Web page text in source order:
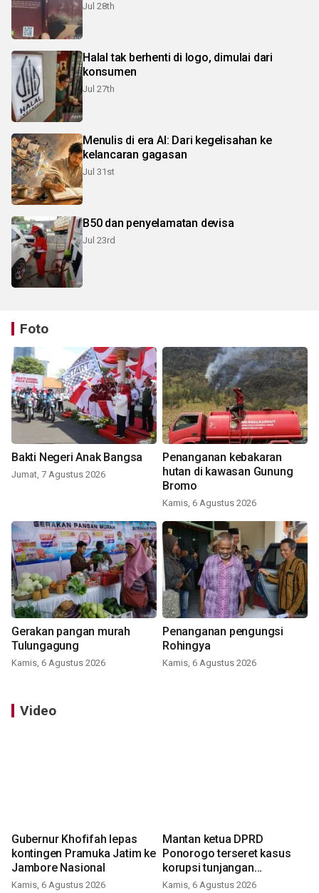
Jul 28th
Halal tak berhenti di logo, dimulai dari
konsumen
Jul 27th
Menulis di era AI: Dari kegelisahan ke
kelancaran gagasan
Jul 31st
B50 dan penyelamatan devisa
Jul 23rd
Foto
Bakti Negeri Anak Bangsa
Jumat, 7 Agustus 2026
Penanganan kebakaran
hutan di kawasan Gunung
Bromo
Kamis, 6 Agustus 2026
Gerakan pangan murah
Tulungagung
Kamis, 6 Agustus 2026
Penanganan pengungsi
Rohingya
Kamis, 6 Agustus 2026
Video
Gubernur Khofifah lepas
kontingen Pramuka Jatim ke
Jambore Nasional
Kamis, 6 Agustus 2026
Mantan ketua DPRD
Ponorogo terseret kasus
korupsi tunjangan
perumahan
Kamis, 6 Agustus 2026